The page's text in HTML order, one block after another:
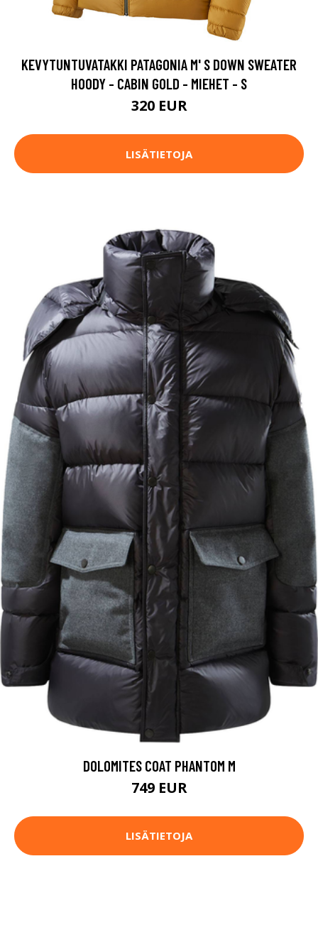
KEVYTUNTUVATAKKI PATAGONIA M' S DOWN SWEATER
HOODY - CABIN GOLD - MIEHET - S
320 EUR
LISÄTIETOJA
DOLOMITES COAT PHANTOM M
749 EUR
LISÄTIETOJA